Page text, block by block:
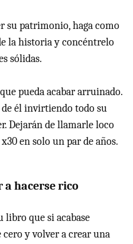
su patrimonio, haga como
la historia y concéntrelo
sólidas.
pueda acabar arruinado.
él invirtiendo todo su
Dejarán de llamarle loco
en solo un par de años.
a hacerse rico
libro que si acabase
y volver a crear una